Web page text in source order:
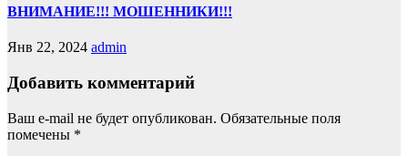
ВНИМАНИЕ!!! МОШЕННИКИ!!!
Янв 22, 2024 admin
Добавить комментарий
Ваш e-mail не будет опубликован. Обязательные поля
помечены *